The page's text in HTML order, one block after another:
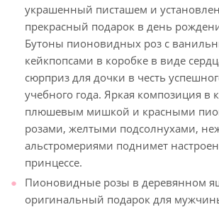
украшенный писташем и
прекрасный подарок в день
Бутоны пионовидных роз с
кейкпопсами в коробке в виде
сюрприз для дочки в честь
учебного года. Яркая композиция в
плюшевым мишкой и красными
розами, желтыми подсолнухами,
альстромериями поднимет
принцессе.
Пионовидные розы в деревянном
оригинальный подарок для